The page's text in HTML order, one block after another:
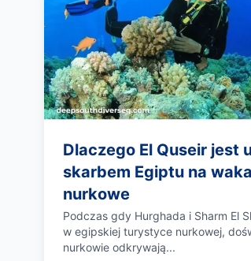
Dlaczego El Quseir jest
skarbem Egiptu na
nurkowe
Podczas gdy Hurghada i Sharm El
w egipskiej turystyce nurkowej,
nurkowie odkrywają...